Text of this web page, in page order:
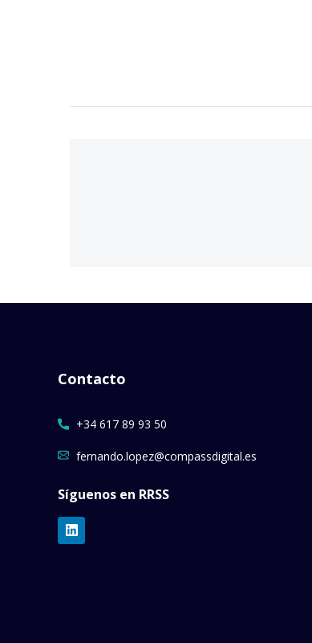
Contacto
+34 617 89 93 50
fernando.lopez@compassdigital.es
Síguenos en RRSS